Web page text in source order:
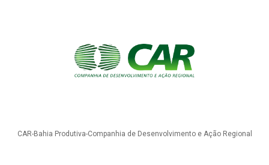
CAR-Bahia Produtiva-Companhia de Desenvolvimento e Ação Regional